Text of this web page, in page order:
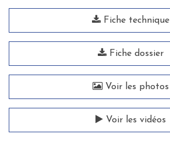
Fiche technique
Fiche dossier
Voir les photos
Voir les vidéos